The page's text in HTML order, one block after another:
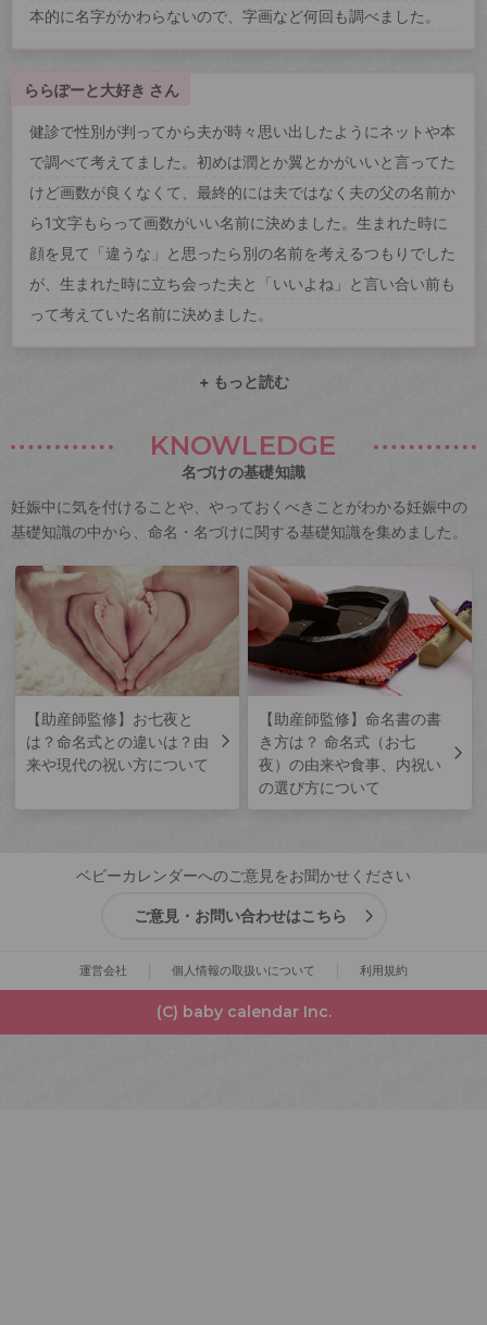
本的に名字がかわらないので、字画など何回も調べました。
ららぽーと大好き さん
健診で性別が判ってから夫が時々思い出したようにネットや本
で調べて考えてました。初めは潤とか翼とかがいいと言ってた
けど画数が良くなくて、最終的には夫ではなく夫の父の名前か
ら1文字もらって画数がいい名前に決めました。生まれた時に
顔を見て「違うな」と思ったら別の名前を考えるつもりでした
が、生まれた時に立ち会った夫と「いいよね」と言い合い前も
って考えていた名前に決めました。
+ もっと読む
KNOWLEDGE
名づけの基礎知識
妊娠中に気を付けることや、やっておくべきことがわかる妊娠中の
基礎知識の中から、命名・名づけに関する基礎知識を集めました。
【助産師監修】お七夜と
は？命名式との違いは？由
来や現代の祝い方について
【助産師監修】命名書の書
き方は？ 命名式（お七
夜）の由来や食事、内祝い
の選び方について
ベビーカレンダーへのご意見をお聞かせください
ご意見・お問い合わせはこちら
運営会社 個人情報の取扱いについて 利用規約
(C) baby calendar Inc.